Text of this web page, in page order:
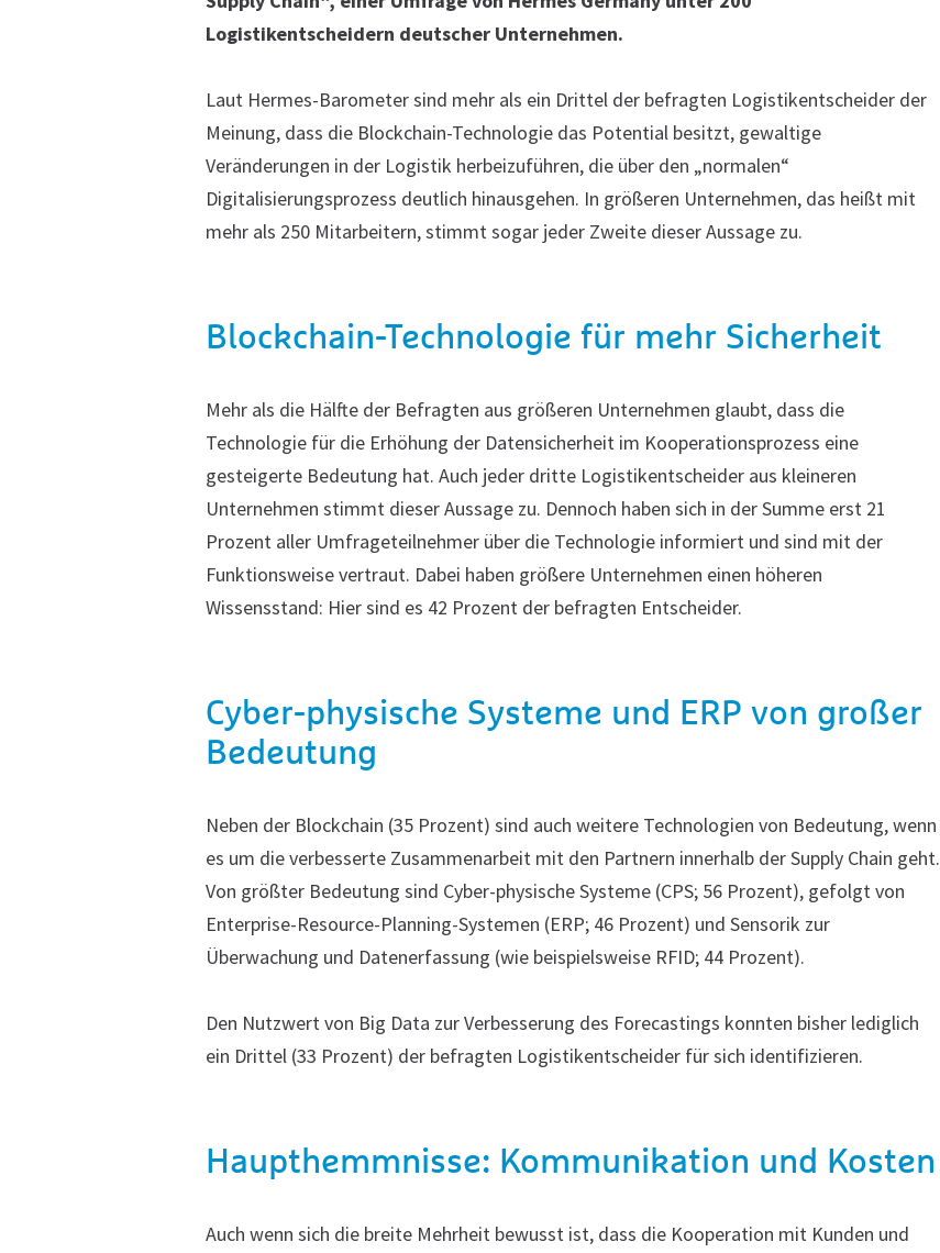
Logistikentscheidern deutscher Unternehmen.
Laut Hermes-Barometer sind mehr als ein Drittel der befragten Logistikentscheider der
Meinung, dass die Blockchain-Technologie das Potential besitzt, gewaltige
Veränderungen in der Logistik herbeizuführen, die über den „normalen“
Digitalisierungsprozess deutlich hinausgehen. In größeren Unternehmen, das heißt mit
mehr als 250 Mitarbeitern, stimmt sogar jeder Zweite dieser Aussage zu.
Blockchain-Technologie für mehr Sicherheit
Mehr als die Hälfte der Befragten aus größeren Unternehmen glaubt, dass die
Technologie für die Erhöhung der Datensicherheit im Kooperationsprozess eine
gesteigerte Bedeutung hat. Auch jeder dritte Logistikentscheider aus kleineren
Unternehmen stimmt dieser Aussage zu. Dennoch haben sich in der Summe erst 21
Prozent aller Umfrageteilnehmer über die Technologie informiert und sind mit der
Funktionsweise vertraut. Dabei haben größere Unternehmen einen höheren
Wissensstand: Hier sind es 42 Prozent der befragten Entscheider.
Cyber-physische Systeme und ERP von großer
Bedeutung
Neben der Blockchain (35 Prozent) sind auch weitere Technologien von Bedeutung, wenn
es um die verbesserte Zusammenarbeit mit den Partnern innerhalb der Supply Chain geht.
Von größter Bedeutung sind Cyber-physische Systeme (CPS; 56 Prozent), gefolgt von
Enterprise-Resource-Planning-Systemen (ERP; 46 Prozent) und Sensorik zur
Überwachung und Datenerfassung (wie beispielsweise RFID; 44 Prozent).
Den Nutzwert von Big Data zur Verbesserung des Forecastings konnten bisher lediglich
ein Drittel (33 Prozent) der befragten Logistikentscheider für sich identifizieren.
Haupthemmnisse: Kommunikation und Kosten
Auch wenn sich die breite Mehrheit bewusst ist, dass die Kooperation mit Kunden und